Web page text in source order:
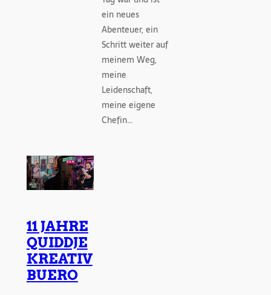
ein neues
Abenteuer, ein
Schritt weiter auf
meinem Weg,
meine
Leidenschaft,
meine eigene
Chefin…
11 JAHRE
QUIDDJE
KREATIV
BUERO